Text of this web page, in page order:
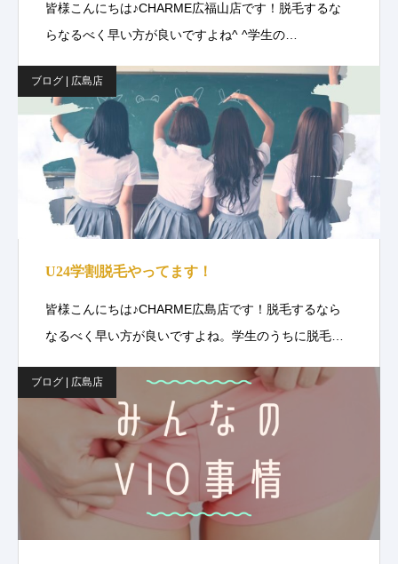
皆様こんにちは♪CHARME広福山店です！脱毛するな
らなるべく早い方が良いですよね^ ^学生の…
ブログ | 広島店
U24学割脱毛やってます！
皆様こんにちは♪CHARME広島店です！脱毛するなら
なるべく早い方が良いですよね。学生のうちに脱毛…
ブログ | 広島店